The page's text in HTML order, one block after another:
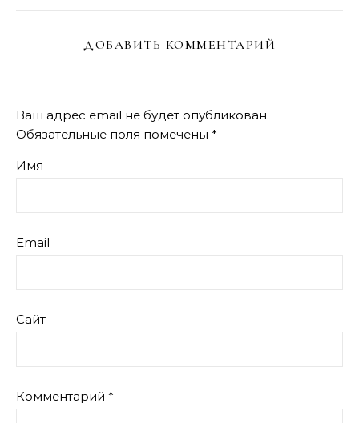
ДОБАВИТЬ КОММЕНТАРИЙ
Ваш адрес email не будет опубликован.
Обязательные поля помечены *
Имя
Email
Сайт
Комментарий *